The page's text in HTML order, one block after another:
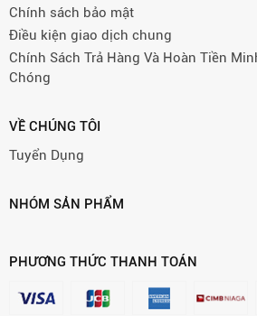
Chính sách bảo mật
Điều kiện giao dịch chung
Chính Sách Trả Hàng Và Hoàn Tiền
Chóng
VỀ CHÚNG TÔI
Tuyển Dụng
NHÓM SẢN PHẨM
PHƯƠNG THỨC THANH TOÁN